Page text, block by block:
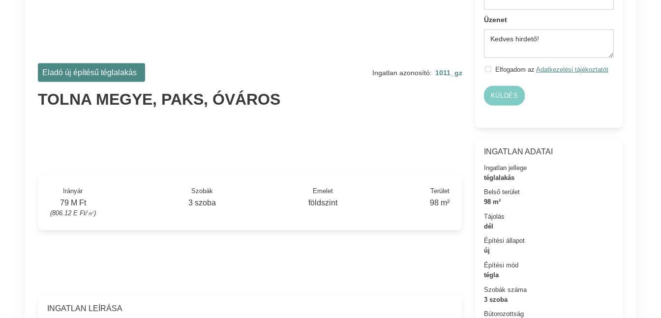
Üzenet
Elfogadom az Adatkezelési tájékoztatót
KÜLDÉS
INGATLAN ADATAI
Ingatlan jellege
téglalakás
Belső terület
98 m²
Tájolás
dél
Építési állapot
új
Építési mód
tégla
Szobák száma
3 szoba
Bútorozottság
Eladó új építésű téglalakás Ingatlan azonosító: 1011_gz
TOLNA MEGYE, PAKS, ÓVÁROS
Irányár
79 M Ft
(806.12 E Ft/㎡)
Szobák
3 szoba
Emelet
földszint
Terület
98 m²
INGATLAN LEÍRÁSA